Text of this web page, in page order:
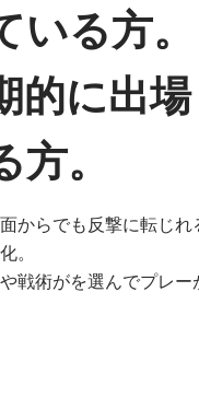
る方。
的に出場
。
からでも反撃に転じれ
。
戦術がを選んでプレー